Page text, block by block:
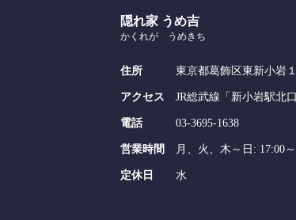
隠れ家 うめ吉
かくれが うめきち
住所 東京都葛飾区東新小岩
アクセス JR総武線「新小岩駅北
電話 03-3695-1638
営業時間 月、火、木～日: 17:00
定休日 水